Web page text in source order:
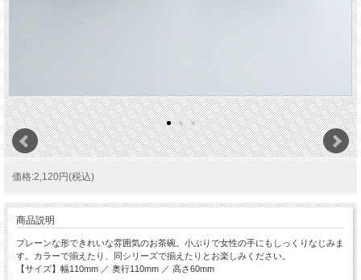
価格:2,120円(税込)
商品説明
プレーンな形できれいな雰囲気のお茶碗。小ぶりで女性の手にもしっくりなじみま
す。カラーで揃えたり、同シリーズで揃えたりとお楽しみください。
【サイズ】幅110mm ／ 奥行110mm ／ 高さ60mm